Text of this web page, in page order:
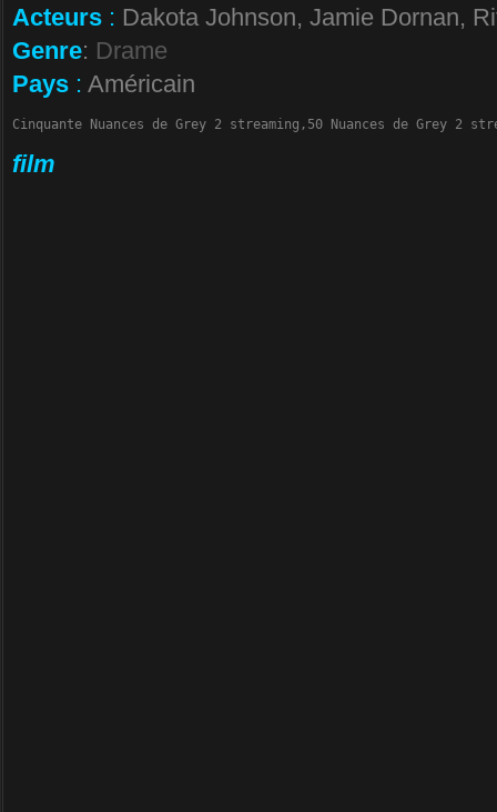
Acteurs : Dakota Johnson, Jamie Dornan,
Genre: Drame
Pays : Américain
Cinquante Nuances de Grey 2 streaming,50 Nuances de Grey
film